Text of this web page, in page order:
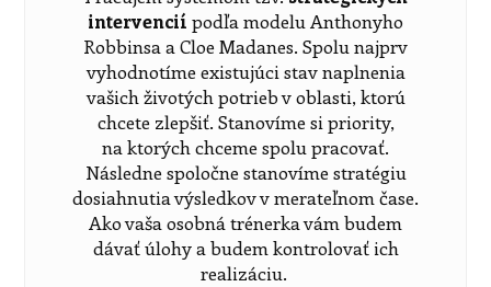
intervencií podľa modelu Anthonyho
Robbinsa a Cloe Madanes. Spolu najprv
vyhodnotíme existujúci stav naplnenia
vašich životých potrieb v oblasti, ktorú
chcete zlepšiť. Stanovíme si priority,
na ktorých chceme spolu pracovať.
Následne spoločne stanovíme stratégiu
dosiahnutia výsledkov v merateľnom čase.
Ako vaša osobná trénerka vám budem
dávať úlohy a budem kontrolovať ich
realizáciu.